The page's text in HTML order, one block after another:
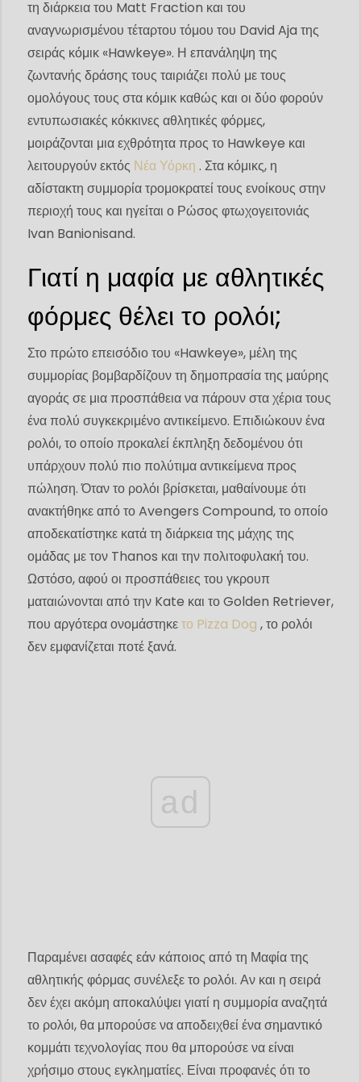
τη διάρκεια του Matt Fraction και του
αναγνωρισμένου τέταρτου τόμου του David Aja της
σειράς κόμικ «Hawkeye». Η επανάληψη της
ζωντανής δράσης τους ταιριάζει πολύ με τους
ομολόγους τους στα κόμικ καθώς και οι δύο φορούν
εντυπωσιακές κόκκινες αθλητικές φόρμες,
μοιράζονται μια εχθρότητα προς το Hawkeye και
λειτουργούν εκτός Νέα Υόρκη . Στα κόμικς, η
αδίστακτη συμμορία τρομοκρατεί τους ενοίκους στην
περιοχή τους και ηγείται ο Ρώσος φτωχογειτονιάς
Ivan Banionisand.
Γιατί η μαφία με αθλητικές
φόρμες θέλει το ρολόι;
Στο πρώτο επεισόδιο του «Hawkeye», μέλη της
συμμορίας βομβαρδίζουν τη δημοπρασία της μαύρης
αγοράς σε μια προσπάθεια να πάρουν στα χέρια τους
ένα πολύ συγκεκριμένο αντικείμενο. Επιδιώκουν ένα
ρολόι, το οποίο προκαλεί έκπληξη δεδομένου ότι
υπάρχουν πολύ πιο πολύτιμα αντικείμενα προς
πώληση. Όταν το ρολόι βρίσκεται, μαθαίνουμε ότι
ανακτήθηκε από το Avengers Compound, το οποίο
αποδεκατίστηκε κατά τη διάρκεια της μάχης της
ομάδας με τον Thanos και την πολιτοφυλακή του.
Ωστόσο, αφού οι προσπάθειες του γκρουπ
ματαιώνονται από την Kate και το Golden Retriever,
που αργότερα ονομάστηκετο Pizza Dog , το ρολόι
δεν εμφανίζεται ποτέ ξανά.
ad
Παραμένει ασαφές εάν κάποιος από τη Μαφία της
αθλητικής φόρμας συνέλεξε το ρολόι. Αν και η σειρά
δεν έχει ακόμη αποκαλύψει γιατί η συμμορία αναζητά
το ρολόι, θα μπορούσε να αποδειχθεί ένα σημαντικό
κομμάτι τεχνολογίας που θα μπορούσε να είναι
χρήσιμο στους εγκληματίες. Είναι προφανές ότι το